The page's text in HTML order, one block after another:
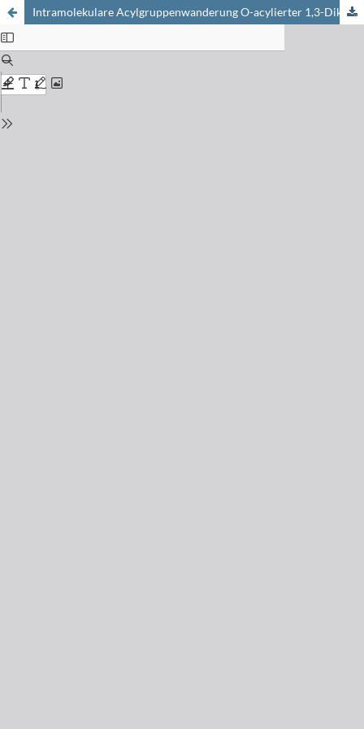
Intramolekulare Acylgruppenwanderung O-acylierter 1,3-Diketone